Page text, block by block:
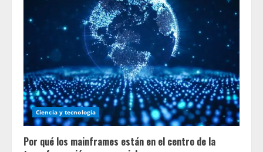
Ciencia y tecnologia
Por qué los mainframes están en el centro de la